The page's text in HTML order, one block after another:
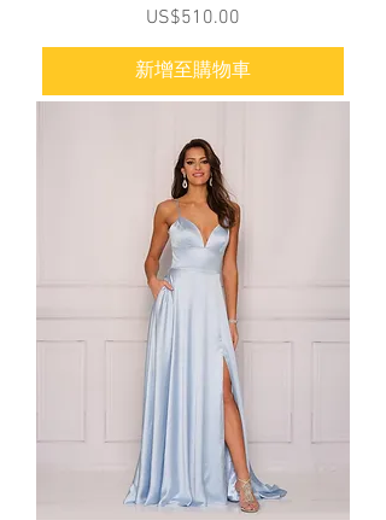
價格
US$510.00
新增至購物車